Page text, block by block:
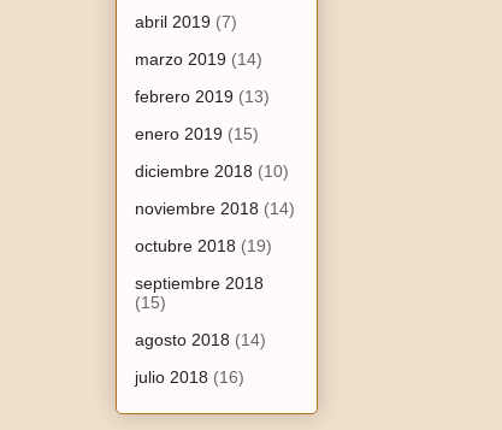
abril 2019 (7)
marzo 2019 (14)
febrero 2019 (13)
enero 2019 (15)
diciembre 2018 (10)
noviembre 2018 (14)
octubre 2018 (19)
septiembre 2018
(15)
agosto 2018 (14)
julio 2018 (16)